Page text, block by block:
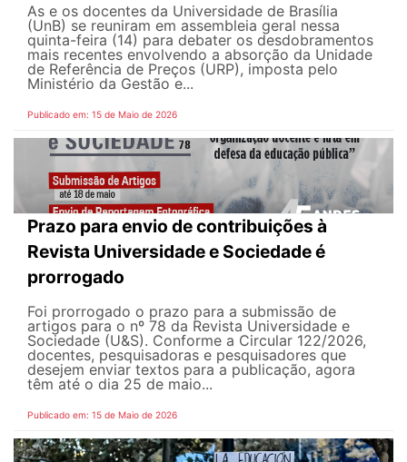
As e os docentes da Universidade de Brasília
(UnB) se reuniram em assembleia geral nessa
quinta-feira (14) para debater os desdobramentos
mais recentes envolvendo a absorção da Unidade
de Referência de Preços (URP), imposta pelo
Ministério da Gestão e...
Publicado em: 15 de Maio de 2026
Prazo para envio de contribuições à
Revista Universidade e Sociedade é
prorrogado
Foi prorrogado o prazo para a submissão de
artigos para o nº 78 da Revista Universidade e
Sociedade (U&S). Conforme a Circular 122/2026,
docentes, pesquisadoras e pesquisadores que
desejem enviar textos para a publicação, agora
têm até o dia 25 de maio...
Publicado em: 15 de Maio de 2026